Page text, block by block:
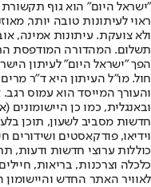
"ישראל היום" הוא גוף
ראוי לעיתונות טובה יותר,
ולא צועקת. עיתונות אמינה,
הפך "ישראל היום" לעיתון
חול. מו"ל העיתון היא ד"ר
והעורך המייסד הוא עמוס
חדשות מסביב לשעון, תוכן
וידיאו, פודקאסטים ושידורים
כוללות ערוצי חדשות ודעות,
לאוויר האתר החדש